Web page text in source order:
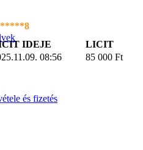
és fizetés
IDEJE
LICIT
08:56 85 000 Ft